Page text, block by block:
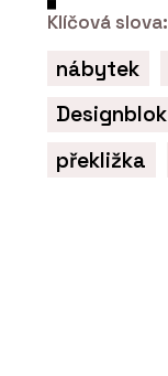
Klíčová slova:
nábytek
Designblok
překližka